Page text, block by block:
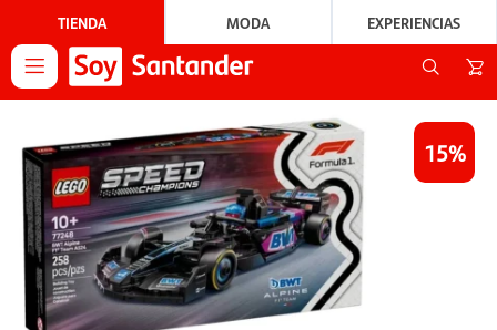
TIENDA MODA EXPERIENCIAS

15